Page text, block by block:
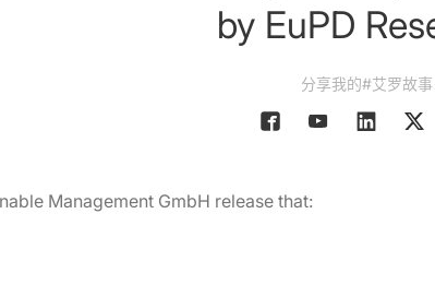
by EuPD
分享我的#艾罗故事
Management GmbH release that: